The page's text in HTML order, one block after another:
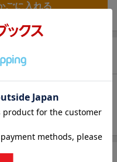
ごに入れる